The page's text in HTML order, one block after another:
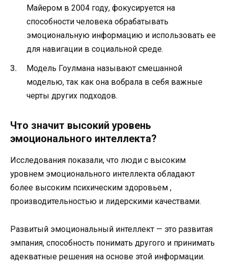
Майером в 2004 году, фокусируется на
способности человека обрабатывать
эмоциональную информацию и использовать ее
для навигации в социальной среде.
Модель Гоулмана называют смешанной
моделью, так как она вобрала в себя важные
черты других подходов.
Что значит высокий уровень
эмоционального интеллекта?
Исследования показали, что люди с высоким
уровнем эмоционального интеллекта обладают
более высоким психическим здоровьем ,
производительностью и лидерскими качествами.
Развитый эмоциональный интеллект — это развитая
эмпания, способность понимать другого и принимать
адекватные решения на основе этой информации.